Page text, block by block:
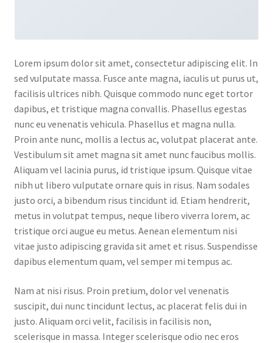
Lorem ipsum dolor sit amet, consectetur adipiscing elit. In
sed vulputate massa. Fusce ante magna, iaculis ut purus ut,
facilisis ultrices nibh. Quisque commodo nunc eget tortor
dapibus, et tristique magna convallis. Phasellus egestas
nunc eu venenatis vehicula. Phasellus et magna nulla.
Proin ante nunc, mollis a lectus ac, volutpat placerat ante.
Vestibulum sit amet magna sit amet nunc faucibus mollis.
Aliquam vel lacinia purus, id tristique ipsum. Quisque vitae
nibh ut libero vulputate ornare quis in risus. Nam sodales
justo orci, a bibendum risus tincidunt id. Etiam hendrerit,
metus in volutpat tempus, neque libero viverra lorem, ac
tristique orci augue eu metus. Aenean elementum nisi
vitae justo adipiscing gravida sit amet et risus. Suspendisse
dapibus elementum quam, vel semper mi tempus ac.
Nam at nisi risus. Proin pretium, dolor vel venenatis
suscipit, dui nunc tincidunt lectus, ac placerat felis dui in
justo. Aliquam orci velit, facilisis in facilisis non,
scelerisque in massa. Integer scelerisque odio nec eros